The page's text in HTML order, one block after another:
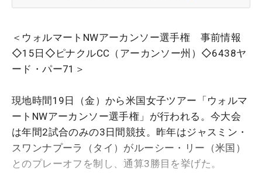
＜ウォルマートNWアーカンソー選手権 事前情報
◇15日◇ピナクルCC（アーカンソー州）◇6438ヤ
ード・パー71＞
現地時間19日（金）から米国女子ツアー「ウォルマ
ートNWアーカンソー選手権」が行われる。今大会
は年間2試合のみの3日間競技。昨年はジャスミン・
スワンナプーラ（タイ）がルーシー・リー（米国）
とのプレーオフを制し、通算3勝目を挙げた。